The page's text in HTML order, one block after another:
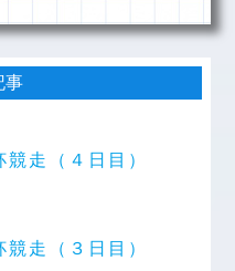
事
競走（４日目）
競走（３日目）